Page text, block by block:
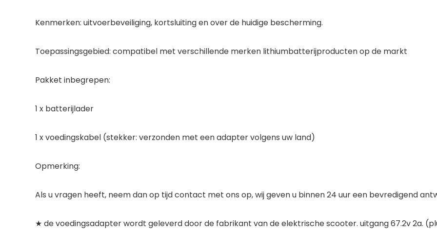
Kenmerken: uitvoerbeveiliging, kortsluiting en over de huidige bescherming.
Toepassingsgebied: compatibel met verschillende merken lithiumbatterijproducten op de markt
Pakket inbegrepen:
1 x batterijlader
1 x voedingskabel (stekker: verzonden met een adapter volgens uw land)
Opmerking:
Als u vragen heeft, neem dan op tijd contact met ons op, wij geven u binnen 24 uur een bevredigend
★ de voedingsadapter wordt geleverd door de fabrikant van de elektrische scooter. uitgang 67.2v 2a.